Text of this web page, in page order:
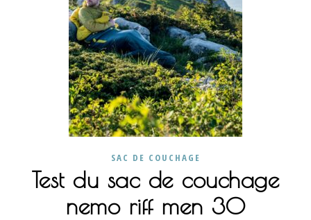
SAC DE COUCHAGE
Test du sac de couchage
nemo riff men 30